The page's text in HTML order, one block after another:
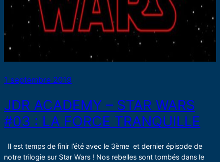
1 septembre 2019
JDR ACADEMY – STAR WARS
#03 : LA FORCE TRANQUILLE
Il est temps de finir l’été avec le 3ème et dernier épisode de
notre trilogie sur Star Wars ! Nos rebelles sont tombés dans le